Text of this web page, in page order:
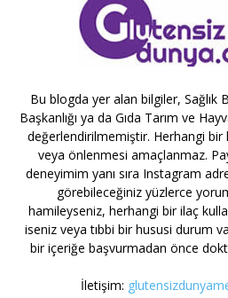
Bu blogda yer alan bilgiler, Sağlık
Başkanlığı ya da Gıda Tarım ve
değerlendirilmemiştir. Herhangi bir
veya önlenmesi amaçlanmaz.
deneyimim yanı sıra Instagram
görebileceğiniz yüzlerce
hamileyseniz, herhangi bir ilaç
iseniz veya tıbbi bir hususi durum
bir içeriğe başvurmadan önce
İletişim: